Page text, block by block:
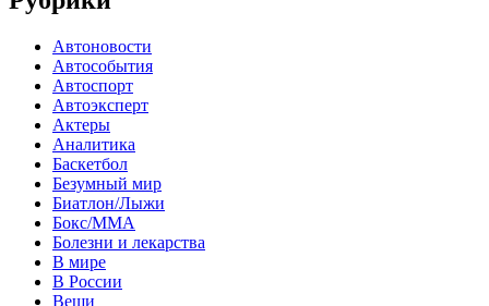
Автоновости
Автособытия
Автоспорт
Автоэксперт
Актеры
Аналитика
Баскетбол
Безумный мир
Биатлон/Лыжи
Бокс/MMA
Болезни и лекарства
В мире
В России
Вещи